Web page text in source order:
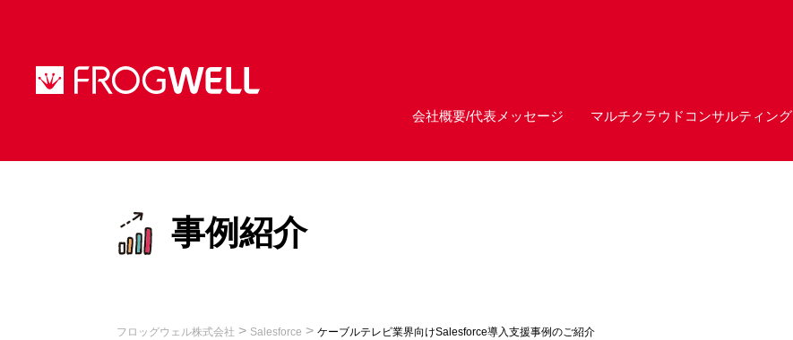
会社概要/代表メッセージ マルチクラウドコンサルティング
事例紹介
フロッグウェル株式会社 > Salesforce > ケーブルテレビ業界向けSalesforce導入支援事例のご紹介